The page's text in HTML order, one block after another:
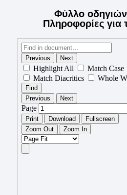
Φύλλο
Πληροφορίες για